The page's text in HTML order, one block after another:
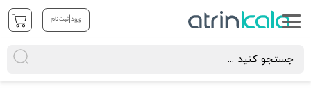
ورود|ثبت نام